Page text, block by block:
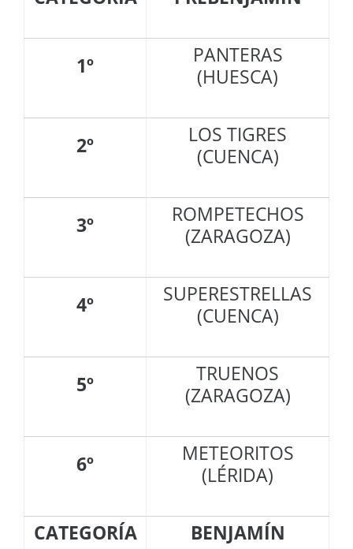
1º
PANTERAS
(HUESCA)
2º
LOS TIGRES
(CUENCA)
3º
ROMPETECHOS
(ZARAGOZA)
4º
SUPERESTRELLAS
(CUENCA)
5º
TRUENOS
(ZARAGOZA)
6º
METEORITOS
(LÉRIDA)
CATEGORÍA BENJAMÍN